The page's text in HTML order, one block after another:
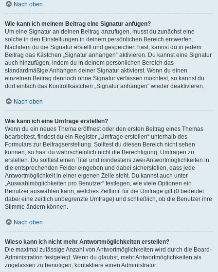
Nach oben
Wie kann ich meinem Beitrag eine Signatur anfügen?
Um eine Signatur an deinen Beitrag anzufügen, musst du zunächst eine
solche in den Einstellungen in deinem persönlichen Bereich entwerfen.
Nachdem du die Signatur erstellt und gespeichert hast, kannst du in jedem
Beitrag das Kästchen „Signatur anhängen“ aktivieren. Du kannst eine Signatur
auch hinzufügen, indem du in deinem persönlichen Bereich das
standardmäßige Anhängen deiner Signatur aktivierst. Wenn du einen
einzelnen Beitrag dennoch ohne Signatur verfassen möchtest, so kannst du
dort einfach das Kontrollkästchen „Signatur anhängen“ wieder deaktivieren.
Nach oben
Wie kann ich eine Umfrage erstellen?
Wenn du ein neues Thema eröffnest oder den ersten Beitrag eines Themas
bearbeitest, findest du ein Register „Umfrage erstellen“ unterhalb des
Formulars zur Beitragserstellung. Solltest du diesen Bereich nicht sehen
können, so hast du wahrscheinlich nicht die Berechtigung, Umfragen zu
erstellen. Du solltest einen Titel und mindestens zwei Antwortmöglichkeiten in
die entsprechenden Felder eingeben und dabei sicherstellen, dass jede
Antwortmöglichkeit in einer eigenen Zeile steht. Du kannst auch unter
„Auswahlmöglichkeiten pro Benutzer“ festlegen, wie viele Optionen ein
Benutzer auswählen kann, welches Zeitlimit für die Umfrage gilt (0 bedeutet
dabei eine zeitlich unbegrenzte Umfrage) und schließlich, ob die Benutzer ihre
Stimme ändern können.
Nach oben
Wieso kann ich nicht mehr Antwortmöglichkeiten erstellen?
Die maximal zulässige Anzahl von Antwortmöglichkeiten wird durch die Board-
Administration festgelegt. Wenn du glaubst, mehr Antwortmöglichkeiten als
zugelassen zu benötigen, kontaktiere einen Administrator.